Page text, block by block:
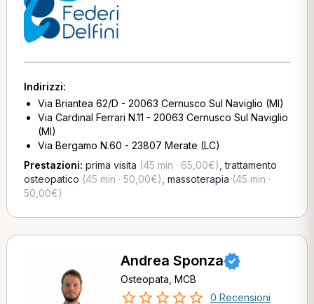
Indirizzi:
Via Briantea 62/D - 20063 Cernusco Sul Naviglio (MI)
Via Cardinal Ferrari N.11 - 20063 Cernusco Sul Naviglio
(MI)
Via Bergamo N.60 - 23807 Merate (LC)
Prestazioni: prima visita (45 min · 65,00€) ,trattamento
osteopatico (45 min · 50,00€) massoterapia (45 min ·
50,00€)
Andrea Sponza
Osteopata, MCB
0 Recensioni